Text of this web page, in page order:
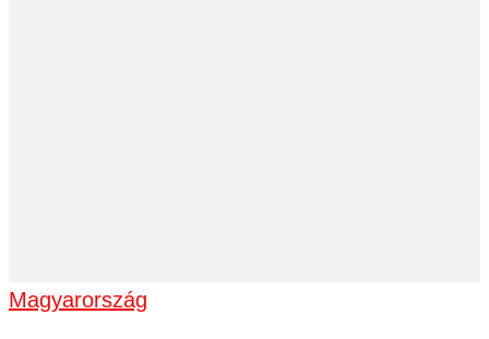
Magyarország